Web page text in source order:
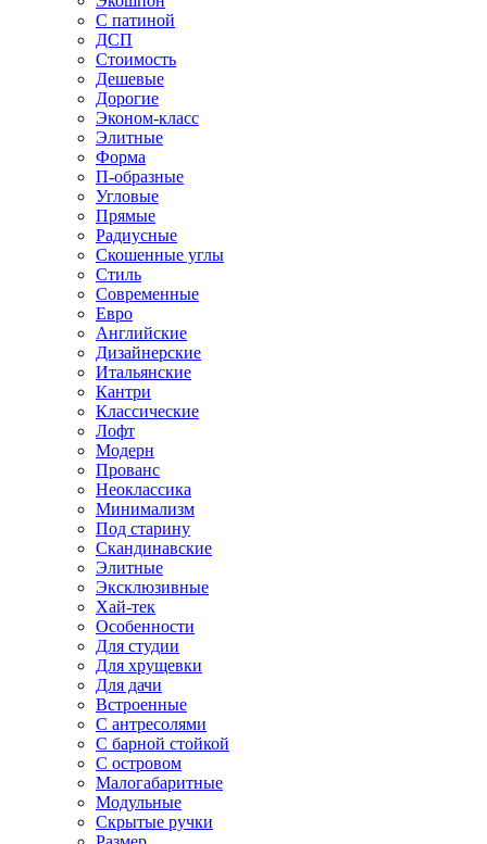
С патиной
ДСП
Стоимость
Дешевые
Дорогие
Эконом-класс
Элитные
Форма
П-образные
Угловые
Прямые
Радиусные
Скошенные углы
Стиль
Современные
Евро
Английские
Дизайнерские
Итальянские
Кантри
Классические
Лофт
Модерн
Прованс
Неоклассика
Минимализм
Под старину
Скандинавские
Элитные
Эксклюзивные
Хай-тек
Особенности
Для студии
Для хрущевки
Для дачи
Встроенные
С антресолями
С барной стойкой
С островом
Малогабаритные
Модульные
Скрытые ручки